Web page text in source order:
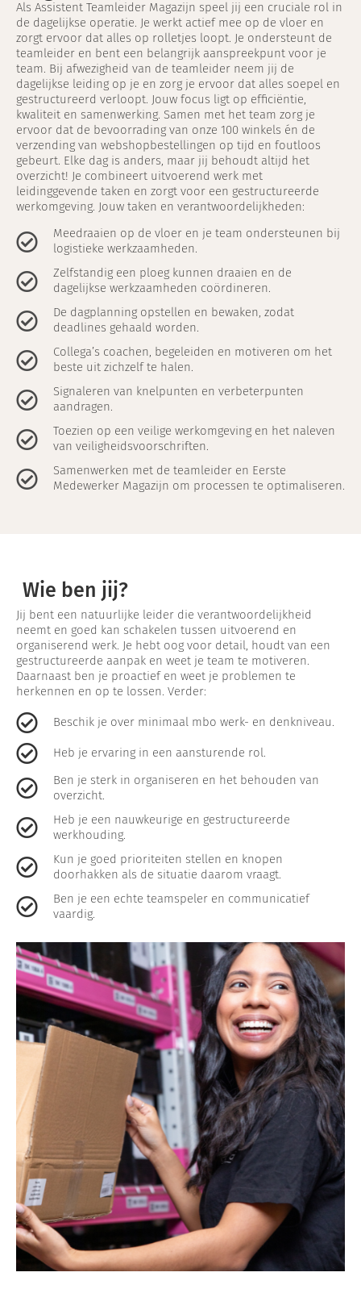
Als Assistent Teamleider Magazijn speel jij een cruciale rol in
de dagelijkse operatie. Je werkt actief mee op de vloer en
zorgt ervoor dat alles op rolletjes loopt. Je ondersteunt de
teamleider en bent een belangrijk aanspreekpunt voor je
team. Bij afwezigheid van de teamleider neem jij de
dagelijkse leiding op je en zorg je ervoor dat alles soepel en
gestructureerd verloopt. Jouw focus ligt op efficiëntie,
kwaliteit en samenwerking. Samen met het team zorg je
ervoor dat de bevoorrading van onze 100 winkels én de
verzending van webshopbestellingen op tijd en foutloos
gebeurt. Elke dag is anders, maar jij behoudt altijd het
overzicht! Je combineert uitvoerend werk met
leidinggevende taken en zorgt voor een gestructureerde
werkomgeving. Jouw taken en verantwoordelijkheden:
Meedraaien op de vloer en je team ondersteunen bij
logistieke werkzaamheden.
Zelfstandig een ploeg kunnen draaien en de
dagelijkse werkzaamheden coördineren.
De dagplanning opstellen en bewaken, zodat
deadlines gehaald worden.
Collega’s coachen, begeleiden en motiveren om het
beste uit zichzelf te halen.
Signaleren van knelpunten en verbeterpunten
aandragen.
Toezien op een veilige werkomgeving en het naleven
van veiligheidsvoorschriften.
Samenwerken met de teamleider en Eerste
Medewerker Magazijn om processen te optimaliseren.
Wie ben jij?
Jij bent een natuurlijke leider die verantwoordelijkheid
neemt en goed kan schakelen tussen uitvoerend en
organiserend werk. Je hebt oog voor detail, houdt van een
gestructureerde aanpak en weet je team te motiveren.
Daarnaast ben je proactief en weet je problemen te
herkennen en op te lossen. Verder:
Beschik je over minimaal mbo werk- en denkniveau.
Heb je ervaring in een aansturende rol.
Ben je sterk in organiseren en het behouden van
overzicht.
Heb je een nauwkeurige en gestructureerde
werkhouding.
Kun je goed prioriteiten stellen en knopen
doorhakken als de situatie daarom vraagt.
Ben je een echte teamspeler en communicatief
vaardig.